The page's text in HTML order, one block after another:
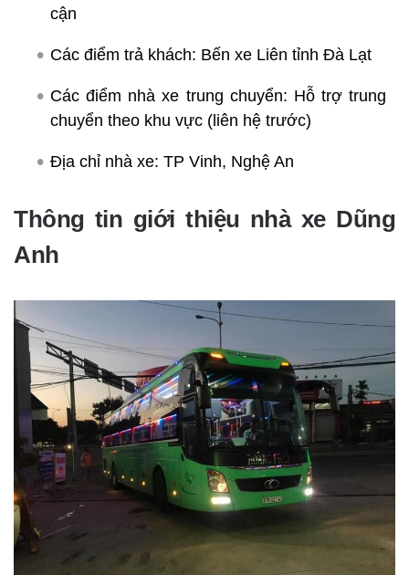
cận
Các điểm trả khách: Bến xe Liên tỉnh Đà Lạt
Các điểm nhà xe trung chuyển: Hỗ trợ trung
chuyển theo khu vực (liên hệ trước)
Địa chỉ nhà xe: TP Vinh, Nghệ An
Thông tin giới thiệu nhà xe Dũng
Anh